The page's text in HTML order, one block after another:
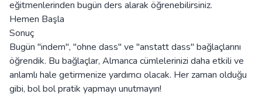
eğitmenlerinden bugün ders alarak öğrenebilirsiniz.
Hemen Başla
Sonuç
Bugün "indem", "ohne dass" ve "anstatt dass" bağlaçlarını
öğrendik. Bu bağlaçlar, Almanca cümlelerinizi daha etkili ve
anlamlı hale getirmenize yardımcı olacak. Her zaman olduğu
gibi, bol bol pratik yapmayı unutmayın!